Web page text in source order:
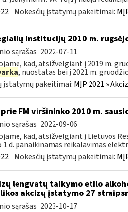
Mokesčių įstatymų pakeitimai:
institucijų 2010 m.
sąrašas 2022-07-11
kad, atsižvelgiant į 2019 m.
, nuostatas bei į 2021 m. gruodžio
įstatymų pakeitimai: MĮP 2021 »
prie FM viršininko 2010 m.
sąrašas 2022-09-06
kad, atsižvelgiant į Lietuvos
1 d. panaikinamas reikalavimas
Mokesčių įstatymų pakeitimai:
lengvatų taikymo etilo
akcizų įstatymo 27
sąrašas 2023-10-17